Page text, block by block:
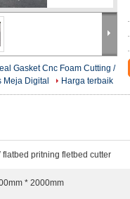
Gasket Cnc Foam Cutting /
Meja Digital
Harga terbaik
flatbed pritning fletbed cutter
* 2000mm